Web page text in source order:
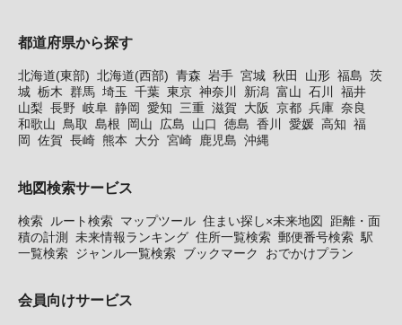
都道府県から探す
北海道(東部) 北海道(西部) 青森 岩手 宮城 秋田 山形 福島 茨
城 栃木 群馬 埼玉 千葉 東京 神奈川 新潟 富山 石川
福井
山梨 長野 岐阜 静岡 愛知 三重 滋賀 大阪 京都 兵庫 奈良
和歌山 鳥取 島根 岡山 広島 山口 徳島 香川 愛媛 高知 福
岡
佐賀 長崎 熊本 大分 宮崎 鹿児島 沖縄
地図検索サービス
検索 ルート検索 マップツール 住まい探し×未来地図
距離・面
積の計測
未来情報ランキング 住所一覧検索 郵便番号検索 駅
一覧検索 ジャンル一覧検索 ブックマーク おでかけプラン
会員向けサービス